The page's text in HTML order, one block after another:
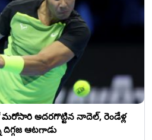
మ‌రోసారి అద‌ర‌గొట్టిన నాదెల్, రెండేళ్ల
దిగ్గ‌జ ఆట‌గాడు